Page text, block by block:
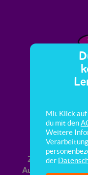
Hier lernst du,
Zahlen
Außerdem lernst
Mit Klick auf
du mit den
Weitere
der